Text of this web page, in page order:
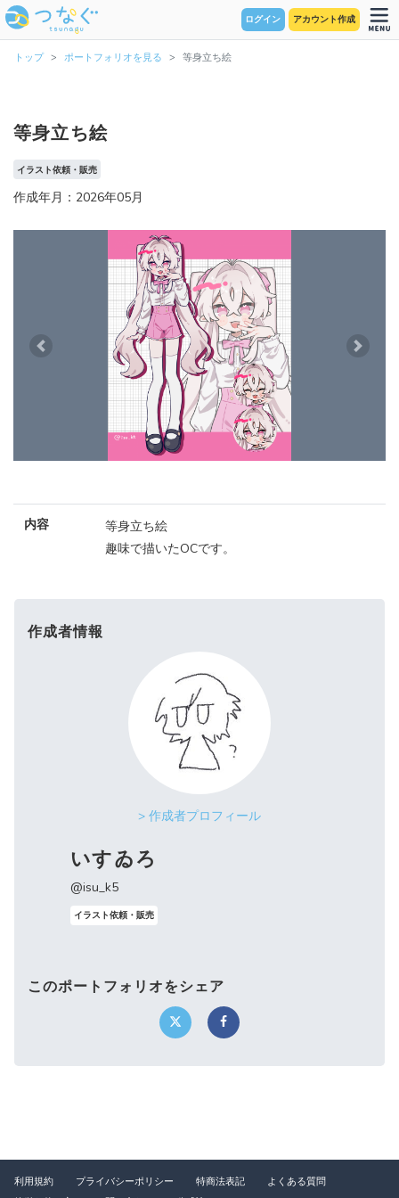
ログイン アカウント作成
トップ ポートフォリオを見る 等身立ち絵
等身立ち絵
イラスト依頼・販売
作成年月：2026年05月
Previous Next
内容
等身立ち絵
趣味で描いたOCです。
作成者情報
> 作成者プロフィール
いすゐろ
@isu_k5
イラスト依頼・販売
このポートフォリオをシェア
利用規約 プライバシーポリシー 特商法表記
よくある質問